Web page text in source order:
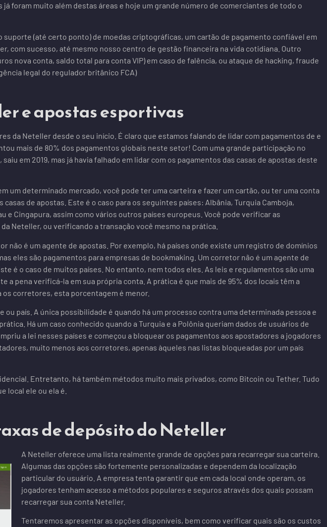
foram muito além destas áreas e hoje um grande número de comerciantes de todo o
(até certo ponto) de moedas criptográficas, um cartão de pagamento confiável em
com sucesso, até mesmo nosso centro de gestão financeira na vida cotidiana. Outro
nova conta, saldo total para conta VIP) em caso de falência, ou ataque de hacking, fraude
legal do regulador britânico FCA)
e apostas esportivas
da Neteller desde o seu início. É claro que estamos falando de lidar com pagamentos de e
mais de 80% dos pagamentos globais neste setor! Com uma grande participação no
em 2019, mas já havia falhado em lidar com os pagamentos das casas de apostas deste
um determinado mercado, você pode ter uma carteira e fazer um cartão, ou ter uma conta
de apostas. Este é o caso para os seguintes países: Albânia, Turquia Camboja,
e Cingapura, assim como vários outros países europeus. Você pode verificar as
Neteller, ou verificando a transação você mesmo na prática.
é um agente de apostas. Por exemplo, há países onde existe um registro de domínios
eles são pagamentos para empresas de bookmaking. Um corretor não é um agente de
é o caso de muitos países. No entanto, nem todos eles. As leis e regulamentos são uma
pena verificá-la em sua própria conta. A prática é que mais de 95% dos locais têm a
corretores, esta porcentagem é menor.
país. A única possibilidade é quando há um processo contra uma determinada pessoa e
Há um caso conhecido quando a Turquia e a Polônia queriam dados de usuários de
a lei nesses países e começou a bloquear os pagamentos aos apostadores a jogadores
muito menos aos corretores, apenas àqueles nas listas bloqueadas por um país
Entretanto, há também métodos muito mais privados, como Bitcoin ou Tether. Tudo
local ele ou ela é.
de depósito do Neteller
A Neteller oferece uma lista realmente grande de opções para recarregar sua carteira.
Algumas das opções são fortemente personalizadas e dependem da localização
particular do usuário. A empresa tenta garantir que em cada local onde operam, os
jogadores tenham acesso a métodos populares e seguros através dos quais possam
recarregar sua conta Neteller.
Tentaremos apresentar as opções disponíveis, bem como verificar quais são os custos